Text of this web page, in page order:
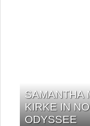
SAMANTHA
KIRKE IN
ODYSSEE